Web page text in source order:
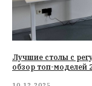
Лучшие столы с
обзор топ-моделей